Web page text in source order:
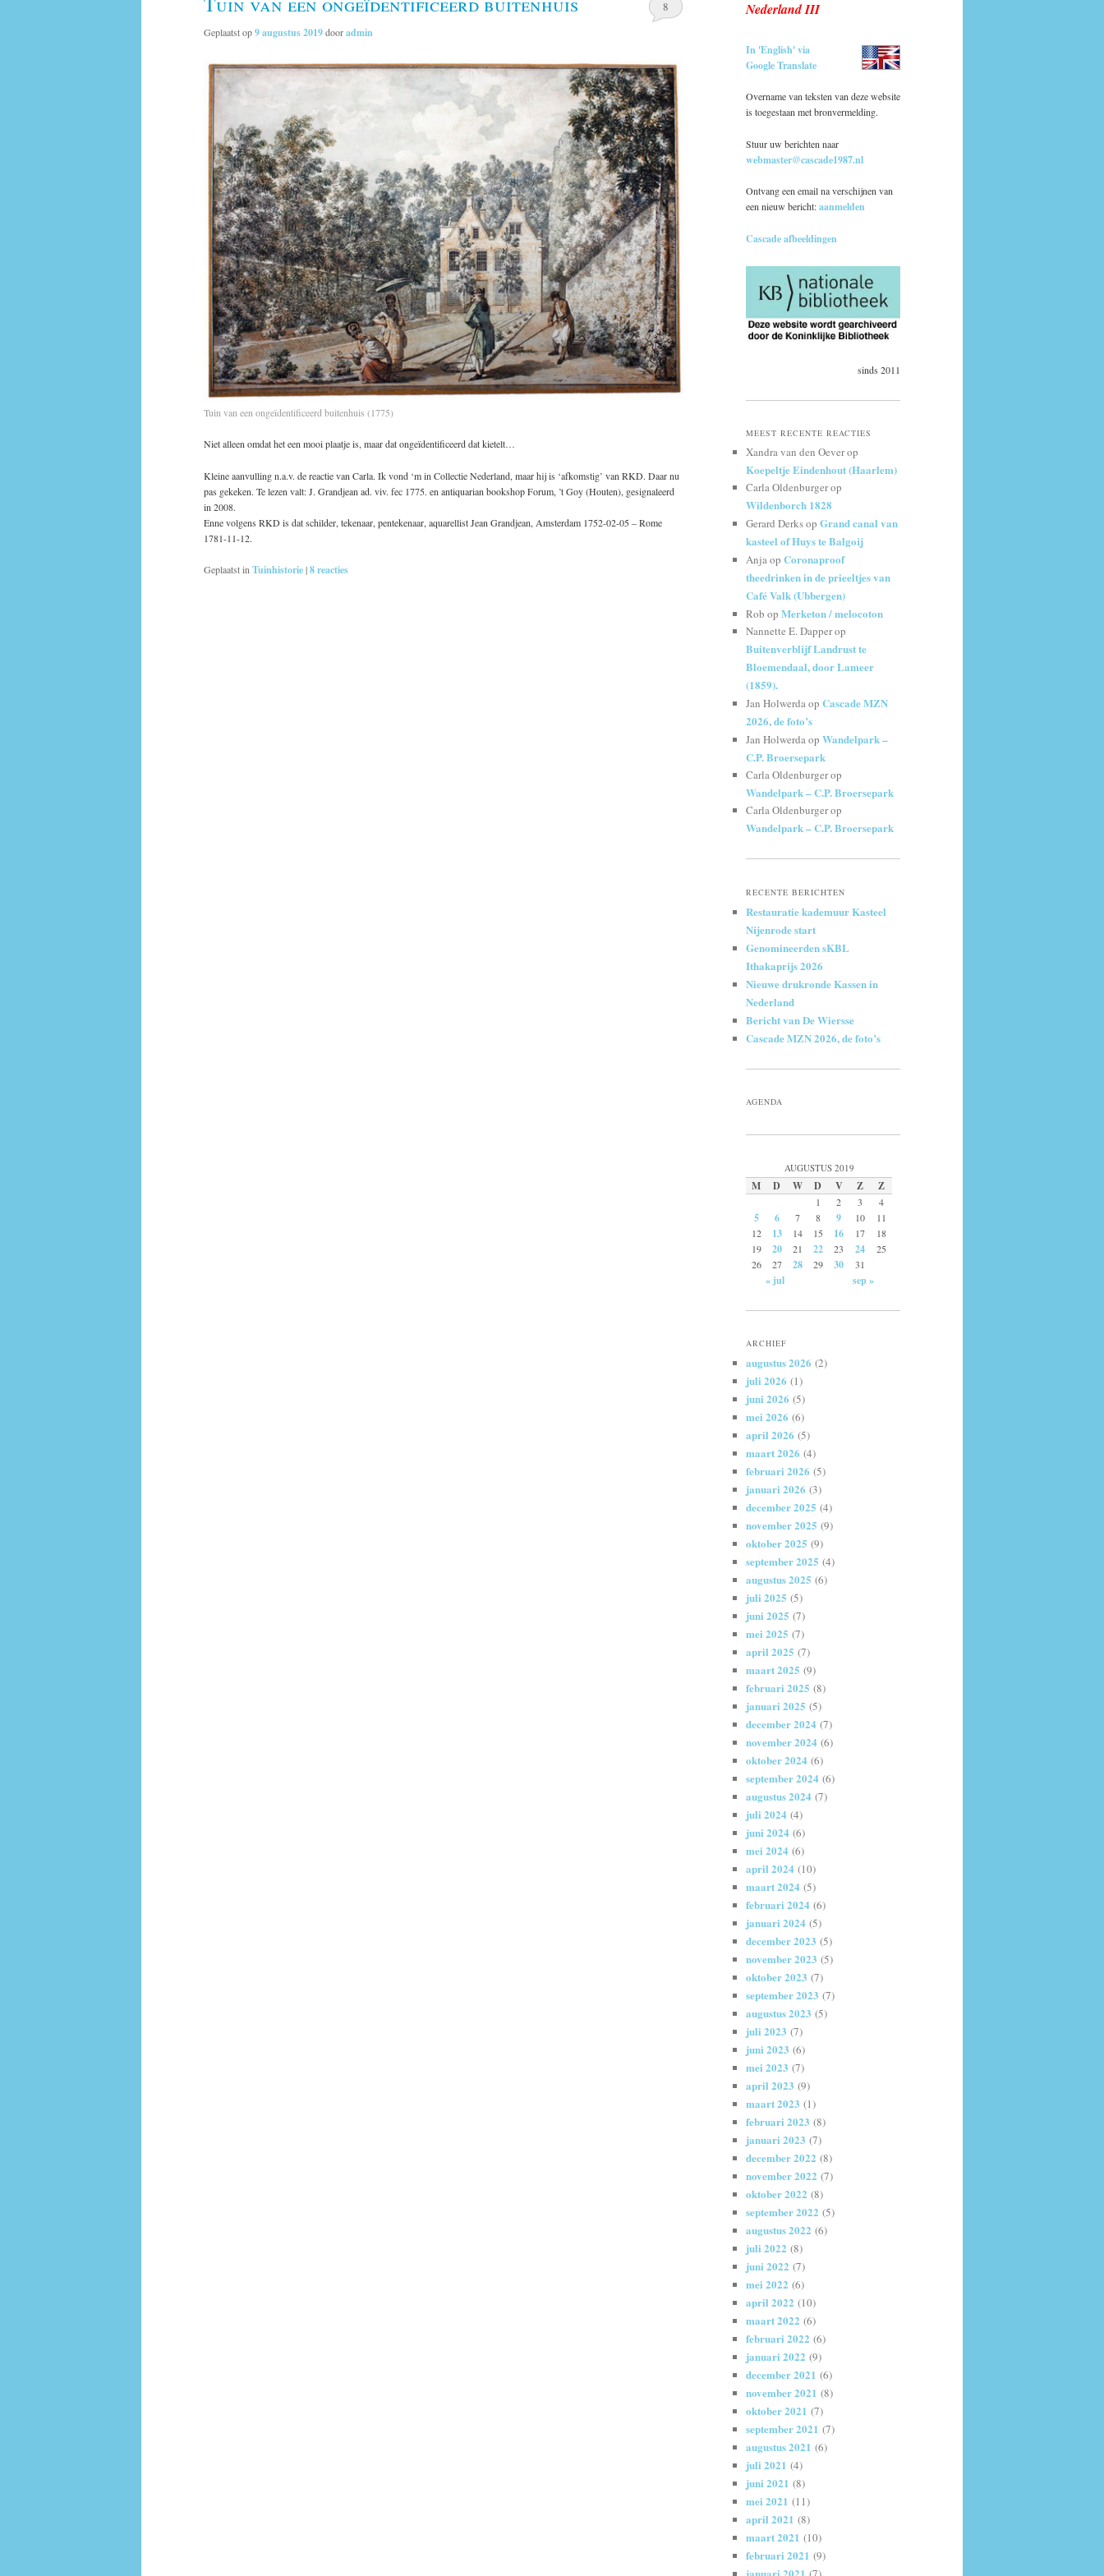
Geplaatst op9 augustus 2019dooradmin
8
Tuin van een ongeïdentificeerd buitenhuis (1775)
Niet alleen omdat het een mooi plaatje is, maar dat ongeïdentificeerd dat kietelt…
Kleine aanvulling n.a.v. de reactie van Carla. Ik vond ‘m in Collectie Nederland, maar hij is ‘afkomstig’ van RKD. Daar nu
pas gekeken. Te lezen valt: J. Grandjean ad. viv. fec 1775. en antiquarian bookshop Forum, ’t Goy (Houten), gesignaleerd
in 2008.
Enne volgens RKD is dat schilder, tekenaar, pentekenaar, aquarellist Jean Grandjean, Amsterdam 1752-02-05 – Rome
1781-11-12.
Geplaatst inTuinhistorie|8reacties
Nederland III
In 'English' via
Google Translate
Overname van teksten van deze website
is toegestaan met bronvermelding.
Stuur uw berichten naar
webmaster@cascade1987.nl
Ontvang een email na verschijnen van
een nieuw bericht:aanmelden
Cascade afbeeldingen
sinds 2011
MEEST RECENTE REACTIES
Xandra van den Oeverop
Koepeltje Eindenhout (Haarlem)
Carla Oldenburgerop
Wildenborch 1828
Gerard Derksop Grand canal van
kasteel of Huys te Balgoij
Anjaop Coronaproof
theedrinken in de prieeltjes van
Café Valk (Ubbergen)
Rob op Merketon / melocoton
Nannette E. Dapperop
Buitenverblijf Landrust te
Bloemendaal, door Lameer
(1859).
Jan Holwerdaop Cascade MZN
2026, de foto’s
Jan Holwerdaop Wandelpark –
C.P. Broersepark
Carla Oldenburgerop
Wandelpark – C.P. Broersepark
Carla Oldenburgerop
Wandelpark – C.P. Broersepark
RECENTE BERICHTEN
Restauratie kademuur Kasteel
Nijenrode start
Genomineerden sKBL
Ithakaprijs 2026
Nieuwe drukronde Kassen in
Nederland
Bericht van De Wiersse
Cascade MZN 2026, de foto’s
AGENDA
AUGUSTUS 2019
M D W D V Z Z
1 2 3 4
5 6 7 8 9 10
11
12
13 14 15 16 17
18
19
20 21 22 23 24
25
26
27 28 29 30 31
« jul sep »
ARCHIEF
augustus 2026 (2)
juli 2026 (1)
juni 2026 (5)
mei 2026 (6)
april 2026 (5)
maart 2026 (4)
februari 2026 (5)
januari 2026 (3)
december 2025 (4)
november 2025 (9)
oktober 2025 (9)
september 2025 (4)
augustus 2025 (6)
juli 2025 (5)
juni 2025 (7)
mei 2025 (7)
april 2025 (7)
maart 2025 (9)
februari 2025 (8)
januari 2025 (5)
december 2024 (7)
november 2024 (6)
oktober 2024 (6)
september 2024 (6)
augustus 2024 (7)
juli 2024 (4)
juni 2024 (6)
mei 2024 (6)
april 2024 (10)
maart 2024 (5)
februari 2024 (6)
januari 2024 (5)
december 2023 (5)
november 2023 (5)
oktober 2023 (7)
september 2023 (7)
augustus 2023 (5)
juli 2023 (7)
juni 2023 (6)
mei 2023 (7)
april 2023 (9)
maart 2023 (1)
februari 2023 (8)
januari 2023 (7)
december 2022 (8)
november 2022 (7)
oktober 2022 (8)
september 2022 (5)
augustus 2022 (6)
juli 2022 (8)
juni 2022 (7)
mei 2022 (6)
april 2022 (10)
maart 2022 (6)
februari 2022 (6)
januari 2022 (9)
december 2021 (6)
november 2021 (8)
oktober 2021 (7)
september 2021 (7)
augustus 2021 (6)
juli 2021 (4)
juni 2021 (8)
mei 2021 (11)
april 2021 (8)
maart 2021 (10)
februari 2021 (9)